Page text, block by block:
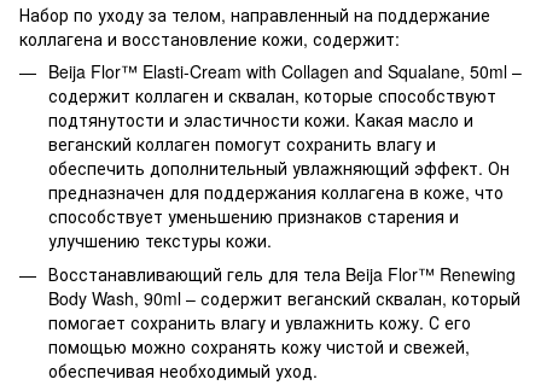
Набор по уходу за телом, направленный на поддержание
коллагена и восстановление кожи, содержит:
Beija Flor™ Elasti-Cream with Collagen and Squalane, 50ml –
содержит коллаген и сквалан, которые способствуют
подтянутости и эластичности кожи. Какая масло и
веганский коллаген помогут сохранить влагу и
обеспечить дополнительный увлажняющий эффект. Он
предназначен для поддержания коллагена в коже, что
способствует уменьшению признаков старения и
улучшению текстуры кожи.
Восстанавливающий гель для тела Beija Flor™ Renewing
Body Wash, 90ml – содержит веганский сквалан, который
помогает сохранить влагу и увлажнить кожу. С его
помощью можно сохранять кожу чистой и свежей,
обеспечивая необходимый уход.